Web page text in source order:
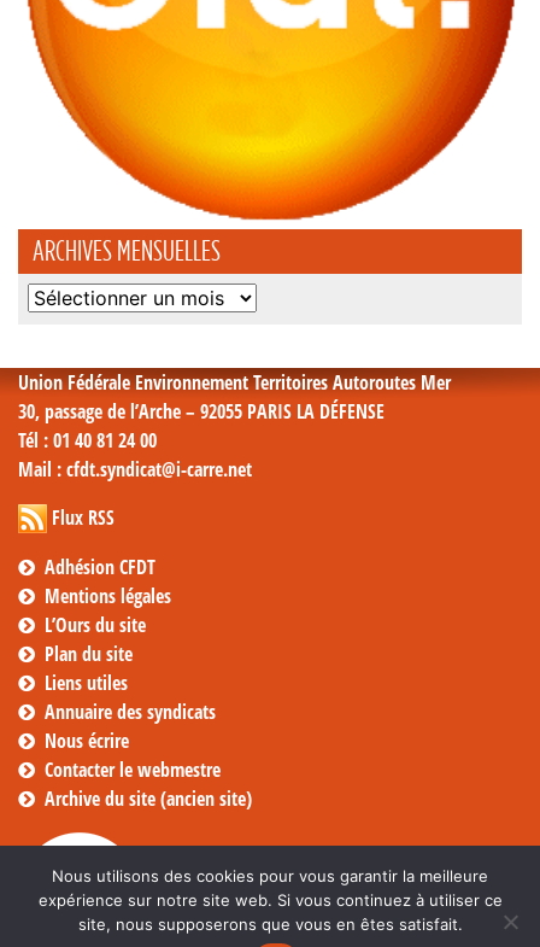
ARCHIVES MENSUELLES
Archives
Union Fédérale Environnement Territoires Autoroutes Mer
30, passage de l’Arche – 92055 PARIS LA DÉFENSE
Tél : 01 40 81 24 00
Mail : cfdt.syndicat@i-carre.net
Flux RSS
Adhésion CFDT
Mentions légales
L’Ours du site
Plan du site
Liens utiles
Annuaire des syndicats
Nous écrire
Contacter le webmestre
Archive du site (ancien site)
Nous utilisons des cookies pour vous garantir la meilleure
expérience sur notre site web. Si vous continuez à utiliser ce
site, nous supposerons que vous en êtes satisfait.